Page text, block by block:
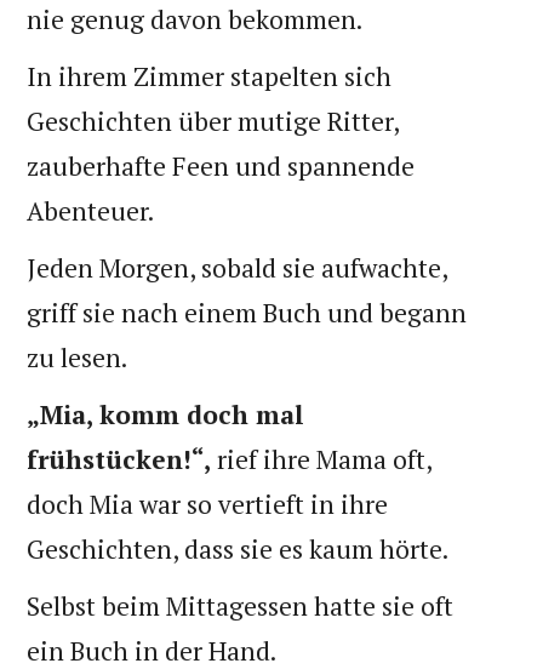
nie genug davon bekommen.
In ihrem Zimmer stapelten sich
Geschichten über mutige Ritter,
zauberhafte Feen und spannende
Abenteuer.
Jeden Morgen, sobald sie aufwachte,
griff sie nach einem Buch und begann
zu lesen.
„Mia, komm doch mal
frühstücken!“, rief ihre Mama oft,
doch Mia war so vertieft in ihre
Geschichten, dass sie es kaum hörte.
Selbst beim Mittagessen hatte sie oft
ein Buch in der Hand.